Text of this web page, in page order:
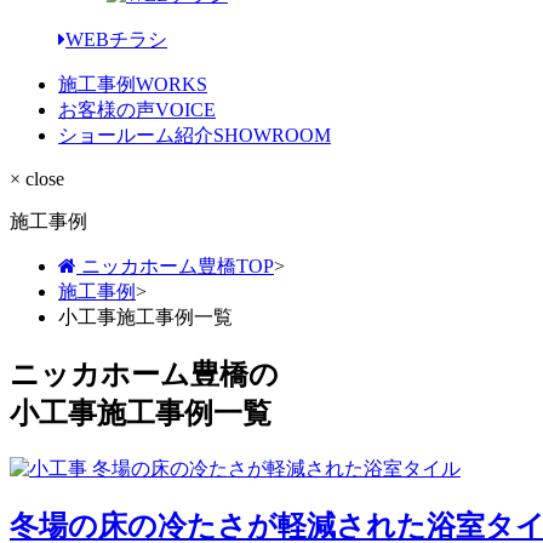
WEBチラシ
施工事例WORKS
お客様の声VOICE
ショールーム紹介SHOWROOM
× close
施工事例
ニッカホーム豊橋TOP>
施工事例>
小工事施工事例一覧
ニッカホーム豊橋の
小工事施工事例一覧
冬場の床の冷たさが軽減された浴室タ